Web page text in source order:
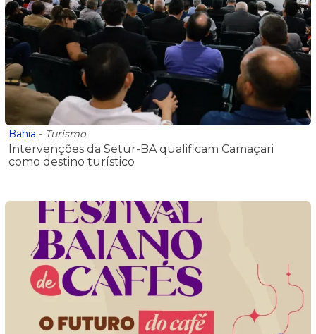
Bahia - Turismo
Intervenções da Setur-BA qualificam Camaçari
como destino turístico